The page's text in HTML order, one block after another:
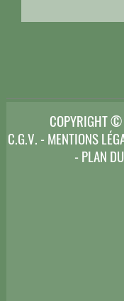
COPYRIGHT
C.G.V. - MENTIONS
- PLAN